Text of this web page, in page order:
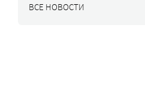
ВСЕ НОВОСТИ